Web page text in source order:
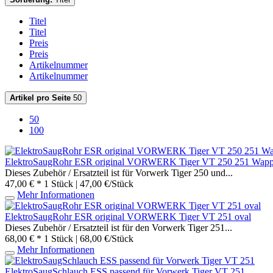
Titel
Titel
Preis
Preis
Artikelnummer
Artikelnummer
Artikel pro Seite 50
50
100
ElektroSaugRohr ESR original VORWERK Tiger VT 250 251
Dieses Zubehör / Ersatzteil ist für Vorwerk Tiger 250 und...
47,00 € * 1 Stück | 47,00 €/Stück
Mehr Informationen
ElektroSaugRohr ESR original VORWERK Tiger VT 251 oval
Dieses Zubehör / Ersatzteil ist für den Vorwerk Tiger 251...
68,00 € * 1 Stück | 68,00 €/Stück
Mehr Informationen